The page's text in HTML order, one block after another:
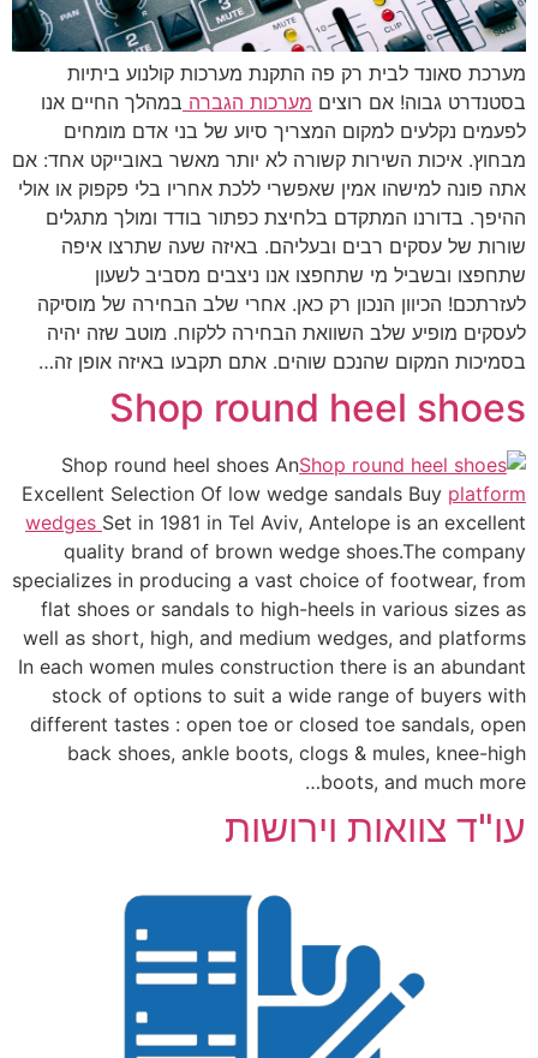
מערכת סאונד לבית רק פה התקנת מערכות קולנוע ביתיות
בסטנדרט גבוה! אם רוצים מערכות הגברה במהלך החיים אנו
לפעמים נקלעים למקום המצריך סיוע של בני אדם מומחים
מבחוץ. איכות השירות קשורה לא יותר מאשר באובייקט אחד: אם
אתה פונה למישהו אמין שאפשרי ללכת אחריו בלי פקפוק או אולי
ההיפך. בדורנו המתקדם בלחיצת כפתור בודד ומולך מתגלים
שורות של עסקים רבים ובעליהם. באיזה שעה שתרצו איפה
שתחפצו ובשביל מי שתחפצו אנו ניצבים מסביב לשעון
לעזרתכם! הכיוון הנכון רק כאן. אחרי שלב הבחירה של מוסיקה
לעסקים מופיע שלב השוואת הבחירה ללקוח. מוטב שזה יהיה
בסמיכות המקום שהנכם שוהים. אתם תקבעו באיזה אופן זה…
Shop round heel shoes
Shop round heel shoes An
Excellent Selection Of low wedge sandals Buy platform
wedges Set in 1981 in Tel Aviv, Antelope is an excellent
quality brand of brown wedge shoes.The company
specializes in producing a vast choice of footwear, from
flat shoes or sandals to high-heels in various sizes as
well as short, high, and medium wedges, and platforms
In each women mules construction there is an abundant
stock of options to suit a wide range of buyers with
different tastes : open toe or closed toe sandals, open
back shoes, ankle boots, clogs & mules, knee-high
boots, and much more…
עו"ד צוואות וירושות